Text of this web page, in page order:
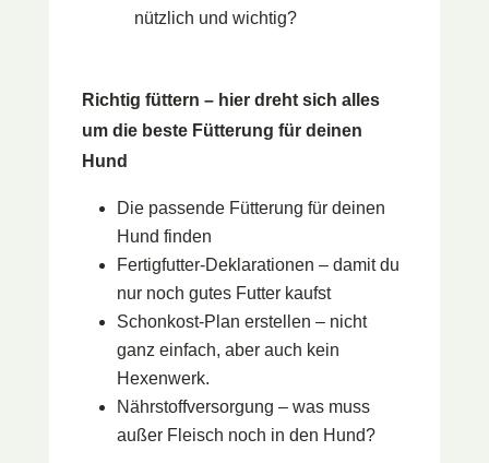
nützlich und wichtig?
Richtig füttern – hier dreht sich alles
um die beste Fütterung für deinen
Hund
Die passende Fütterung für deinen
Hund finden
Fertigfutter-Deklarationen – damit du
nur noch gutes Futter kaufst
Schonkost-Plan erstellen – nicht
ganz einfach, aber auch kein
Hexenwerk.
Nährstoffversorgung – was muss
außer Fleisch noch in den Hund?